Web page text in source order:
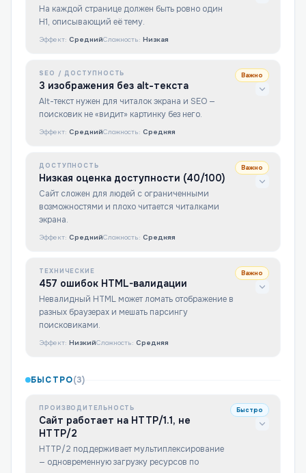
На каждой странице должен быть ровно один
H1, описывающий её тему.
Эффект: СреднийСложность: Низкая
SEO / ДОСТУПНОСТЬ
3 изображения без alt-текста
Alt-текст нужен для читалок экрана и SEO —
поисковик не «видит» картинку без него.
Важно
Эффект: СреднийСложность: Средняя
ДОСТУПНОСТЬ
Низкая оценка доступности (40/100)
Сайт сложен для людей с ограниченными
возможностями и плохо читается читалками
экрана.
Важно
Эффект: СреднийСложность: Средняя
ТЕХНИЧЕСКИЕ
457 ошибок HTML-валидации
Невалидный HTML может ломать отображение в
разных браузерах и мешать парсингу
поисковиками.
Важно
Эффект: НизкийСложность: Средняя
БЫСТРО(3)
ПРОИЗВОДИТЕЛЬНОСТЬ
Сайт работает на HTTP/1.1, не
HTTP/2
HTTP/2 поддерживает мультиплексирование
— одновременную загрузку ресурсов по
Быстро